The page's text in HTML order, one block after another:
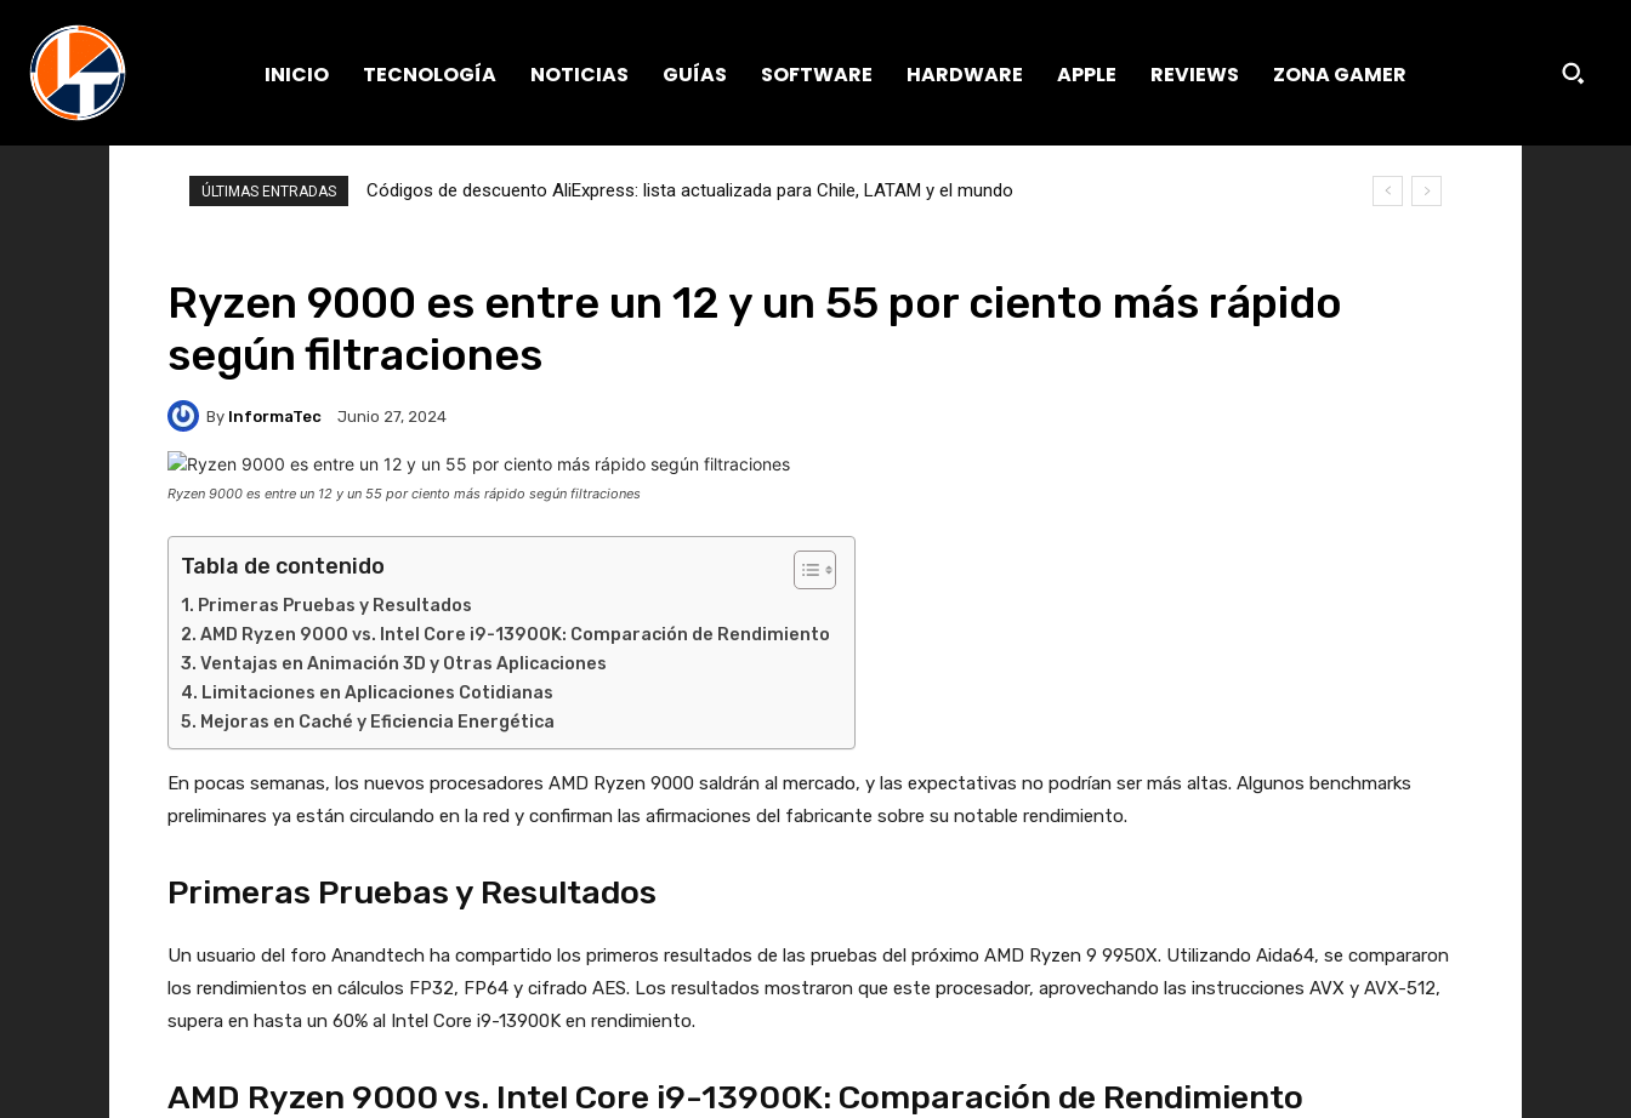
INICIO TECNOLOGÍA NOTICIAS GUÍAS SOFTWARE HARDWARE APPLE REVIEWS ZONA GAMER
ÚLTIMAS ENTRADAS Códigos de descuento AliExpress: lista actualizada para Chile, LATAM y el mundo
Ryzen 9000 es entre un 12 y un 55 por ciento más rápido
según filtraciones
By InformaTec Junio 27, 2024
Ryzen 9000 es entre un 12 y un 55 por ciento más rápido según filtraciones
Tabla de contenido
Primeras Pruebas y Resultados
AMD Ryzen 9000 vs. Intel Core i9-13900K: Comparación de Rendimiento
Ventajas en Animación 3D y Otras Aplicaciones
Limitaciones en Aplicaciones Cotidianas
Mejoras en Caché y Eficiencia Energética
En pocas semanas, los nuevos procesadores AMD Ryzen 9000 saldrán al mercado, y las expectativas no podrían ser más altas. Algunos benchmarks
preliminares ya están circulando en la red y confirman las afirmaciones del fabricante sobre su notable rendimiento.
Primeras Pruebas y Resultados
Un usuario del foro Anandtech ha compartido los primeros resultados de las pruebas del próximo AMD Ryzen 9 9950X. Utilizando Aida64, se compararon
los rendimientos en cálculos FP32, FP64 y cifrado AES. Los resultados mostraron que este procesador, aprovechando las instrucciones AVX y AVX-512,
supera en hasta un 60% al Intel Core i9-13900K en rendimiento.
AMD Ryzen 9000 vs. Intel Core i9-13900K: Comparación de Rendimiento